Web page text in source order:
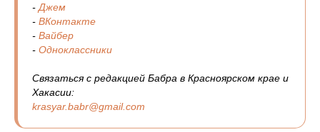
- Джем
- ВКонтакте
- Вайбер
- Одноклассники
Связаться с редакцией Бабра в Красноярском крае и
Хакасии:
krasyar.babr@gmail.com